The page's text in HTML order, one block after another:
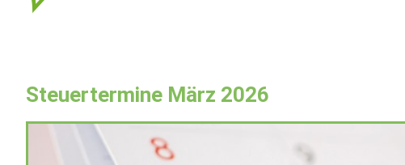
Steuertermine März 2026